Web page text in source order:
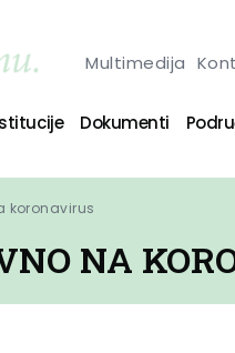
Multimedija
Dokumenti
koronavirus
NA